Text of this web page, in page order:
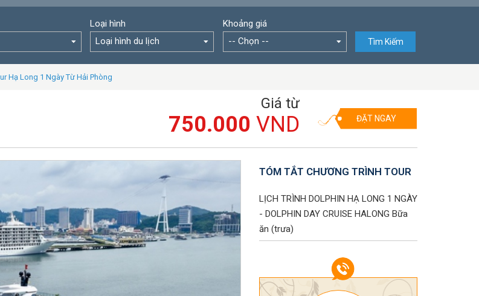
Loại hình
Loại hình du lịch
Khoảng giá
-- Chọn --
Tìm Kiếm
Hạ Long 1 Ngày Từ Hải Phòng
Giá từ
750.000 VND ĐẶT NGAY
TÓM TẮT CHƯƠNG TRÌNH TOUR
LỊCH TRÌNH DOLPHIN HẠ LONG 1 NGÀY
- DOLPHIN DAY CRUISE HALONG Bữa
ăn (trưa)